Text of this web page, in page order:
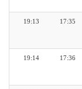
17:35
19:13
17:36
19:14